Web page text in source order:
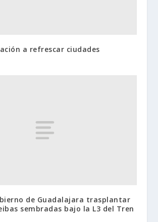
a refrescar ciudades
de Guadalajara trasplantar
sembradas bajo la L3 del Tren